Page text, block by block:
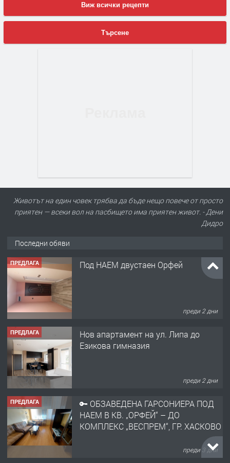
Виж всички рецепти
Търсене
Животът на един човек трябва да бъде нещо повече от просто
приятен — всеки вол на пасбището има приятен живот. - Дени
Дидро
Последни обяви
ПРЕДЛАГА Под НАЕМ двустаен Орфей
преди 2 дни
ПРЕДЛАГА
Нов апартамент на ул. Липа до
Езикова гимназия
преди 2 дни
ПРЕДЛАГА
🔑 ОБЗАВЕДЕНА ГАРСОНИЕРА ПОД
НАЕМ В КВ. „ОРФЕЙ“ – ДО
КОМПЛЕКС „ВЕСПРЕМ“, ГР. ХАСКОВО
преди 3 дни